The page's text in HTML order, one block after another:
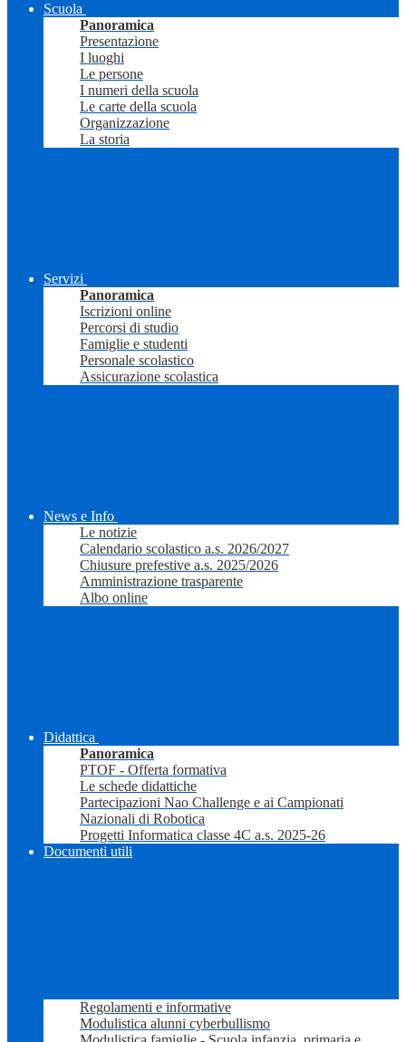
Scuola
Panoramica
Presentazione
I luoghi
Le persone
I numeri della scuola
Le carte della scuola
Organizzazione
La storia
Servizi
Panoramica
Iscrizioni online
Percorsi di studio
Famiglie e studenti
Personale scolastico
Assicurazione scolastica
News e Info
Le notizie
Calendario scolastico a.s. 2026/2027
Chiusure prefestive a.s. 2025/2026
Amministrazione trasparente
Albo online
Didattica
Panoramica
PTOF - Offerta formativa
Le schede didattiche
Partecipazioni Nao Challenge e ai Campionati
Nazionali di Robotica
Progetti Informatica classe 4C a.s. 2025-26
Documenti utili
Regolamenti e informative
Modulistica alunni cyberbullismo